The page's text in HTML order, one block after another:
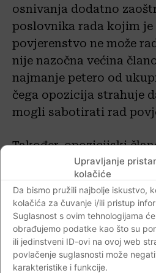
Upravljanje
kolačiće
Da bismo pružili najbolje iskustvo,
kolačića za čuvanje i/ili pristup
Suglasnost s ovim tehnologijama
obrađujemo podatke kao što su
ili jedinstveni ID-ovi na ovoj web
povlačenje suglasnosti može
karakteristike i funkcije.
osnivanja dodatno
poslovnika rada kojim je
povjerenstvo ne može
nije nazočna većina
najmanje petero od
čega opozicija strahuje
mogli sabotirati rad
Također, opozicijski
nezadovoljni su
povjerenstva
kada se pokrene istraga
argumentom da se
baviti onim pitanjima
DORH-ova istraga, a to
računovodstvena